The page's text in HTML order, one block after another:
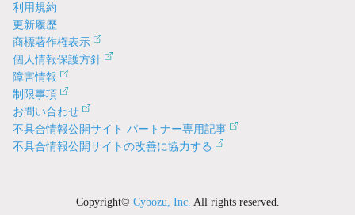
利用規約
更新履歴
商標著作権表示
個人情報保護方針
障害情報
制限事項
お問い合わせ
不具合情報公開サイト パートナー専用記事
不具合情報公開サイトの改善に協力する
Copyright© Cybozu, Inc. All rights reserved.